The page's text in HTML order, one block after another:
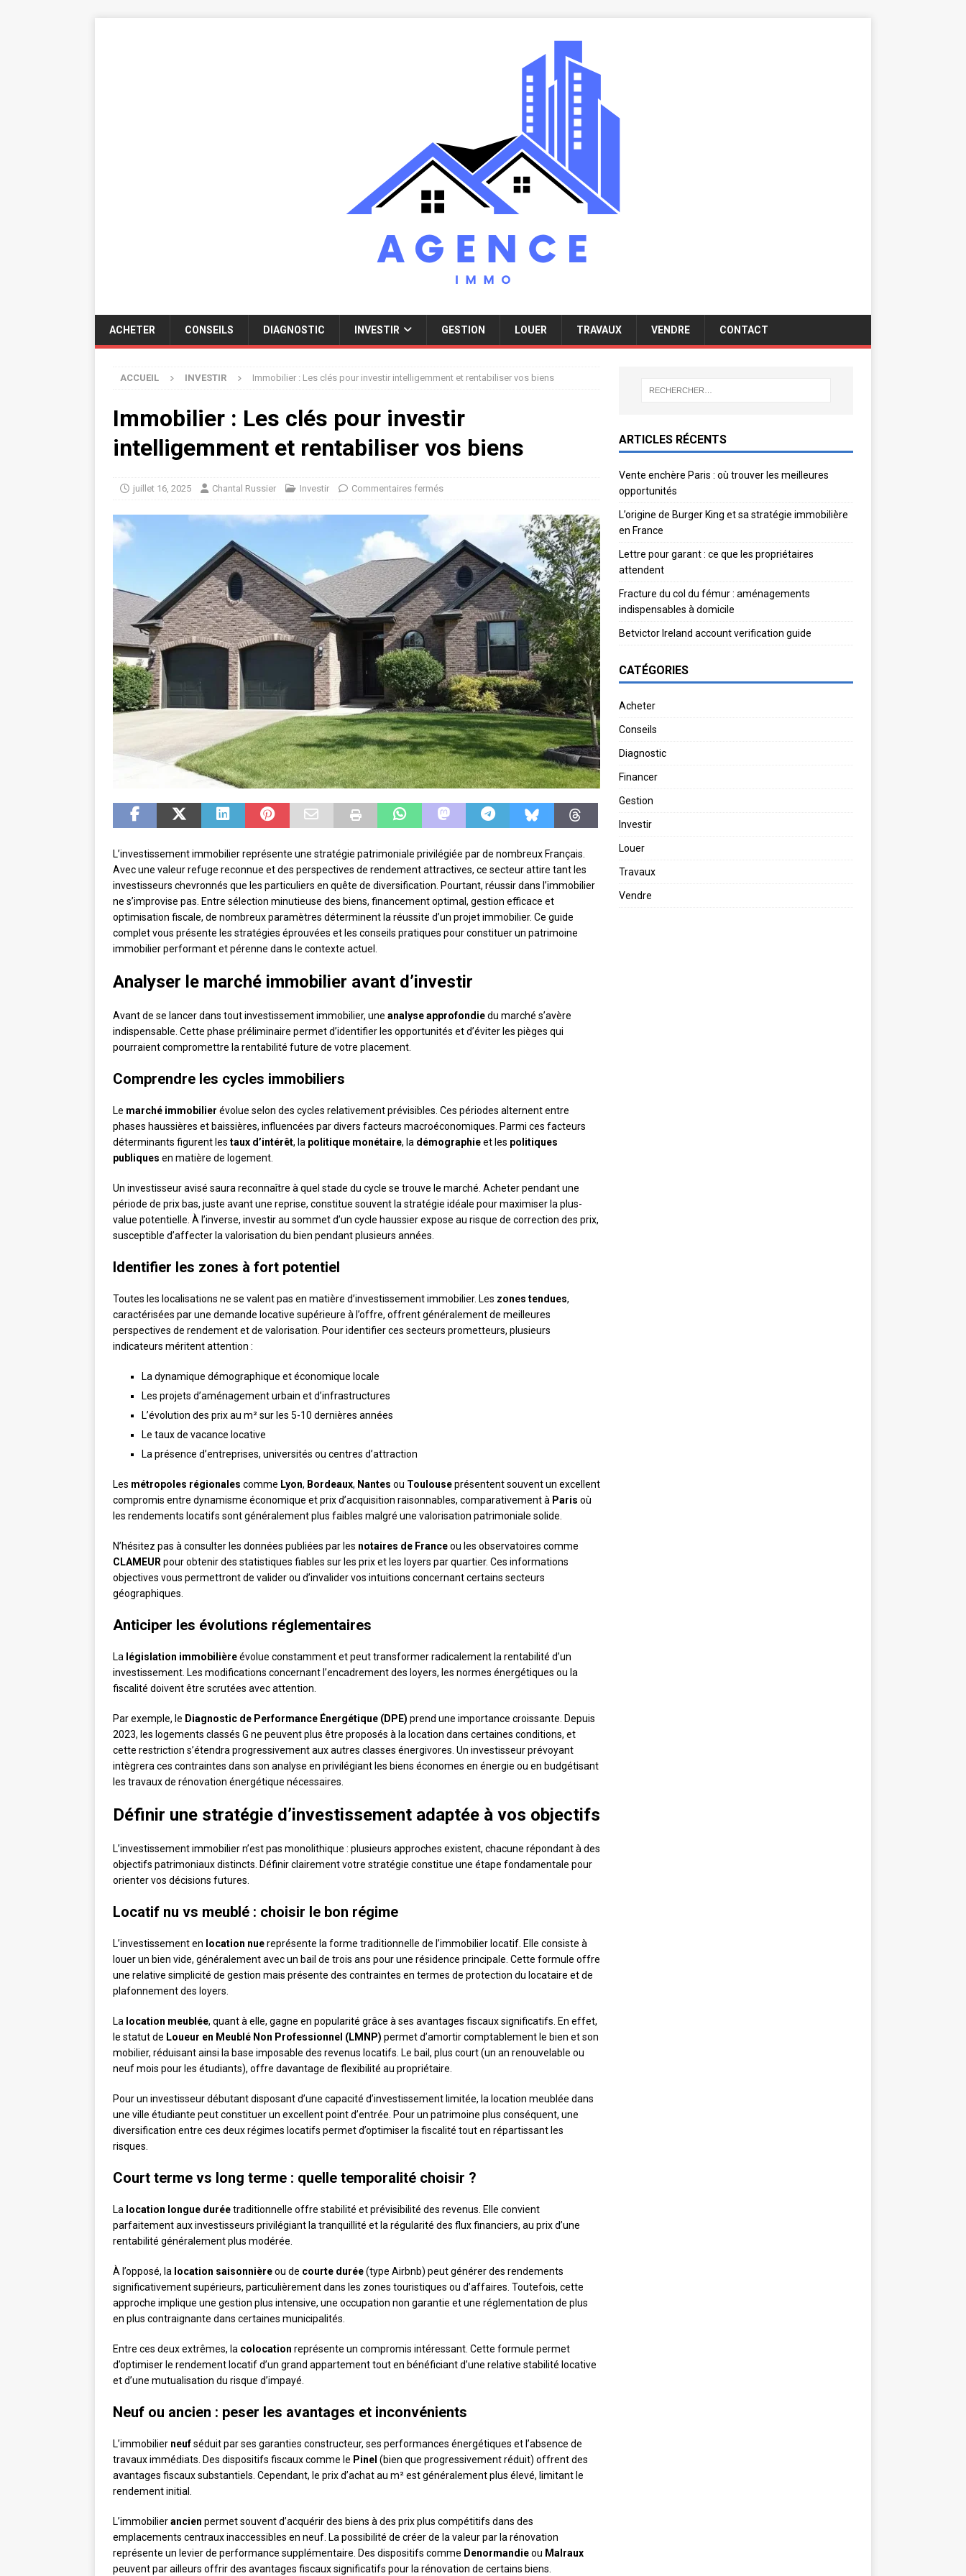
ACHETER CONSEILS DIAGNOSTIC INVESTIR GESTION LOUER TRAVAUX VENDRE CONTACT
ACCUEIL INVESTIR Immobilier : Les clés pour investir intelligemment et rentabiliser vos biens
Immobilier : Les clés pour investir
intelligemment et rentabiliser vos biens
juillet 16, 2025 Chantal Russier Investir Commentaires fermés
L’investissement immobilier représente une stratégie patrimoniale privilégiée par de nombreux Français.
Avec une valeur refuge reconnue et des perspectives de rendement attractives, ce secteur attire tant les
investisseurs chevronnés que les particuliers en quête de diversification. Pourtant, réussir dans l’immobilier
ne s’improvise pas. Entre sélection minutieuse des biens, financement optimal, gestion efficace et
optimisation fiscale, de nombreux paramètres déterminent la réussite d’un projet immobilier. Ce guide
complet vous présente les stratégies éprouvées et les conseils pratiques pour constituer un patrimoine
immobilier performant et pérenne dans le contexte actuel.
Analyser le marché immobilier avant d’investir
Avant de se lancer dans tout investissement immobilier, une analyse approfondiedu marché s’avère
indispensable. Cette phase préliminaire permet d’identifier les opportunités et d’éviter les pièges qui
pourraient compromettre la rentabilité future de votre placement.
Comprendre les cycles immobiliers
Le marché immobilier évolue selon des cycles relativement prévisibles. Ces périodes alternent entre
phases haussières et baissières, influencées par divers facteurs macroéconomiques. Parmi ces facteurs
déterminants figurent les taux d’intérêt, la politique monétaire, la démographieet les politiques
publiques en matière de logement.
Un investisseur avisé saura reconnaître à quel stade du cycle se trouve le marché. Acheter pendant une
période de prix bas, juste avant une reprise, constitue souvent la stratégie idéale pour maximiser la plus-
value potentielle. À l’inverse, investir au sommet d’un cycle haussier expose au risque de correction des prix,
susceptible d’affecter la valorisation du bien pendant plusieurs années.
Identifier les zones à fort potentiel
Toutes les localisations ne se valent pas en matière d’investissement immobilier. Les zones tendues,
caractérisées par une demande locative supérieure à l’offre, offrent généralement de meilleures
perspectives de rendement et de valorisation. Pour identifier ces secteurs prometteurs, plusieurs
indicateurs méritent attention :
La dynamique démographique et économique locale
Les projets d’aménagement urbain et d’infrastructures
L’évolution des prix au m² sur les 5-10 dernières années
Le taux de vacance locative
La présence d’entreprises, universités ou centres d’attraction
Les métropoles régionales comme Lyon, Bordeaux, Nantes ou Toulouseprésentent souvent un excellent
compromis entre dynamisme économique et prix d’acquisition raisonnables, comparativement à Paris où
les rendements locatifs sont généralement plus faibles malgré une valorisation patrimoniale solide.
N’hésitez pas à consulter les données publiées par les notaires de Franceou les observatoires comme
CLAMEUR pour obtenir des statistiques fiables sur les prix et les loyers par quartier. Ces informations
objectives vous permettront de valider ou d’invalider vos intuitions concernant certains secteurs
géographiques.
Anticiper les évolutions réglementaires
La législation immobilièreévolue constamment et peut transformer radicalement la rentabilité d’un
investissement. Les modifications concernant l’encadrement des loyers, les normes énergétiques ou la
fiscalité doivent être scrutées avec attention.
Par exemple, le Diagnostic de Performance Énergétique (DPE) prend une importance croissante. Depuis
2023, les logements classés G ne peuvent plus être proposés à la location dans certaines conditions, et
cette restriction s’étendra progressivement aux autres classes énergivores. Un investisseur prévoyant
intègrera ces contraintes dans son analyse en privilégiant les biens économes en énergie ou en budgétisant
les travaux de rénovation énergétique nécessaires.
Définir une stratégie d’investissement adaptée à vos objectifs
L’investissement immobilier n’est pas monolithique : plusieurs approches existent, chacune répondant à des
objectifs patrimoniaux distincts. Définir clairement votre stratégie constitue une étape fondamentale pour
orienter vos décisions futures.
Locatif nu vs meublé : choisir le bon régime
L’investissement en location nuereprésente la forme traditionnelle de l’immobilier locatif. Elle consiste à
louer un bien vide, généralement avec un bail de trois ans pour une résidence principale. Cette formule offre
une relative simplicité de gestion mais présente des contraintes en termes de protection du locataire et de
plafonnement des loyers.
La location meublée, quant à elle, gagne en popularité grâce à ses avantages fiscaux significatifs. En effet,
le statut de Loueur en Meublé Non Professionnel (LMNP) permet d’amortir comptablement le bien et son
mobilier, réduisant ainsi la base imposable des revenus locatifs. Le bail, plus court (un an renouvelable ou
neuf mois pour les étudiants), offre davantage de flexibilité au propriétaire.
Pour un investisseur débutant disposant d’une capacité d’investissement limitée, la location meublée dans
une ville étudiante peut constituer un excellent point d’entrée. Pour un patrimoine plus conséquent, une
diversification entre ces deux régimes locatifs permet d’optimiser la fiscalité tout en répartissant les
risques.
Court terme vs long terme : quelle temporalité choisir ?
La location longue duréetraditionnelle offre stabilité et prévisibilité des revenus. Elle convient
parfaitement aux investisseurs privilégiant la tranquillité et la régularité des flux financiers, au prix d’une
rentabilité généralement plus modérée.
À l’opposé, la location saisonnièreou de courte durée(type Airbnb) peut générer des rendements
significativement supérieurs, particulièrement dans les zones touristiques ou d’affaires. Toutefois, cette
approche implique une gestion plus intensive, une occupation non garantie et une réglementation de plus
en plus contraignante dans certaines municipalités.
Entre ces deux extrêmes, la colocation représente un compromis intéressant. Cette formule permet
d’optimiser le rendement locatif d’un grand appartement tout en bénéficiant d’une relative stabilité locative
et d’une mutualisation du risque d’impayé.
Neuf ou ancien : peser les avantages et inconvénients
L’immobilier neufséduit par ses garanties constructeur, ses performances énergétiques et l’absence de
travaux immédiats. Des dispositifs fiscaux comme le Pinel (bien que progressivement réduit) offrent des
avantages fiscaux substantiels. Cependant, le prix d’achat au m² est généralement plus élevé, limitant le
rendement initial.
L’immobilierancien permet souvent d’acquérir des biens à des prix plus compétitifs dans des
emplacements centraux inaccessibles en neuf. La possibilité de créer de la valeur par la rénovation
représente un levier de performance supplémentaire. Des dispositifs comme Denormandieou Malraux
peuvent par ailleurs offrir des avantages fiscaux significatifs pour la rénovation de certains biens.
ARTICLES RÉCENTS
Vente enchère Paris : où trouver les meilleures
opportunités
L’origine de Burger King et sa stratégie immobilière
en France
Lettre pour garant : ce que les propriétaires
attendent
Fracture du col du fémur : aménagements
indispensables à domicile
Betvictor Ireland account verification guide
CATÉGORIES
Acheter
Conseils
Diagnostic
Financer
Gestion
Investir
Louer
Travaux
Vendre